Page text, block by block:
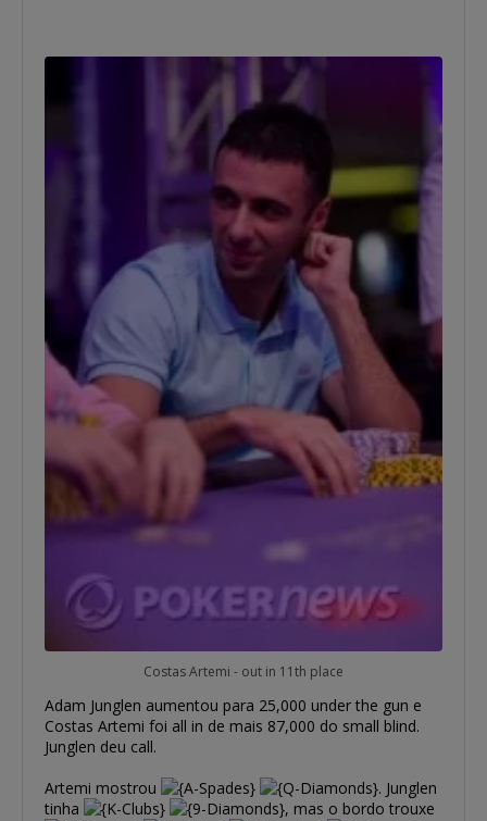
Costas Artemi - out in 11th place
Adam Junglen aumentou para 25,000 under the gun e
Costas Artemi foi all in de mais 87,000 do small blind.
Junglen deu call.
Artemi mostrou
. Junglen
tinha
, mas o bordo trouxe